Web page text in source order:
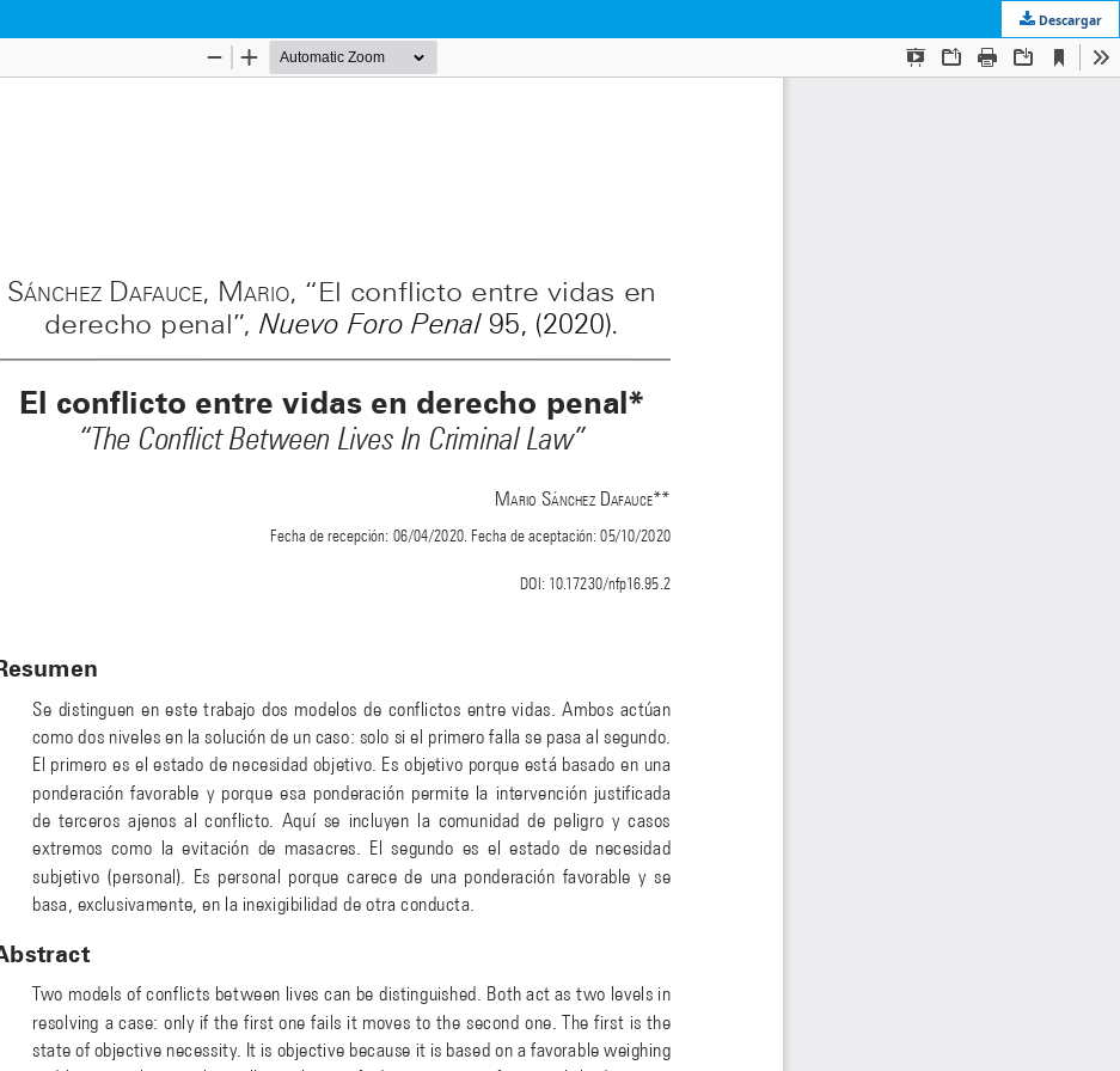
Descargar